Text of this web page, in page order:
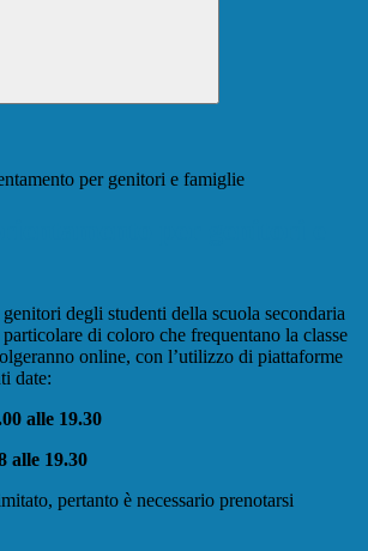
per genitori e famiglie
degli studenti della scuola secondaria
di coloro che frequentano la classe
online, con l’utilizzo di piattaforme
date:
alle 19.30
alle 19.30
pertanto è necessario prenotarsi